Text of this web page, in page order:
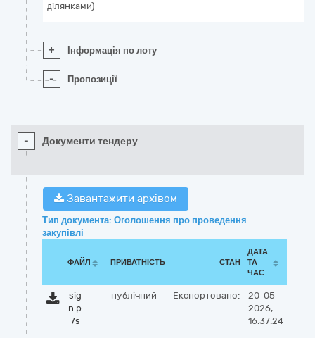
ділянками)
+ Інформація по лоту
- Пропозиції
- Документи тендеру
Завантажити архівом
Тип документа: Оголошення про проведення
закупівлі
ФАЙЛ ПРИВАТНІСТЬ СТАН
ДАТА
ТА
ЧАС
sig
n.p
7s
публічний Експортовано:
20-05-
2026,
16:37:24